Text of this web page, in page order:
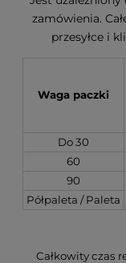
zamówienia.
przesyłce i
Waga paczki
Do 30
60
90
Półpaleta / Paleta
Całkowity czas